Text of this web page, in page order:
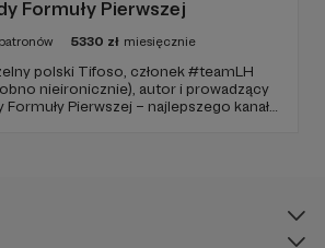
Formuły Pierwszej
patronów 5330 zł miesięcznie
polski Tifoso, członek #teamLH
nieironicznie), autor i prowadzący
Formuły Pierwszej – najlepszego kanału